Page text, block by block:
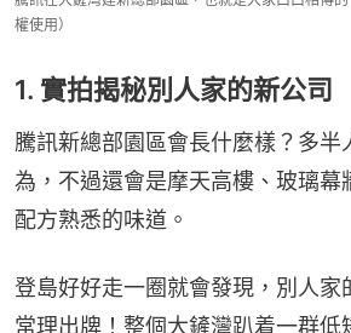
權使用）
1. 實拍揭秘別人家的新公司
騰訊新總部園區會長什麼樣？多半
為，不過還會是摩天高樓、玻璃幕
配方熟悉的味道。
登島好好走一圈就會發現，別人家
常理出牌！整個大鏟灣趴着一群低